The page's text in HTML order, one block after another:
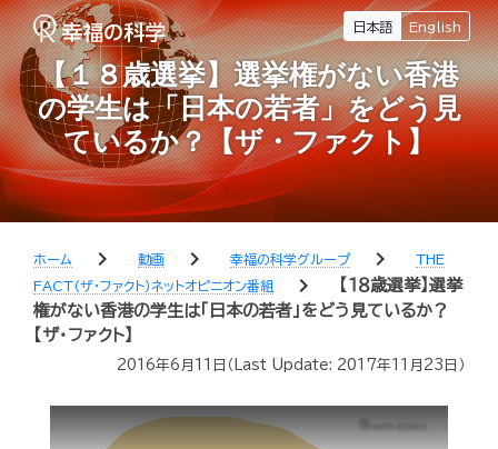
日本語 English
【１８歳選挙】選挙権がない香港
の学生は「日本の若者」をどう見
ているか？【ザ・ファクト】
ホーム chevron_right 動画 chevron_right 幸福の科学グループ chevron_right
THE
FACT（ザ・ファクト）ネットオピニオン番組
chevron_right
【１８歳選挙】選挙
権がない香港の学生は「日本の若者」をどう見ているか？
【ザ・ファクト】
2016年6月11日 （Last Update: 2017年11月23日 ）